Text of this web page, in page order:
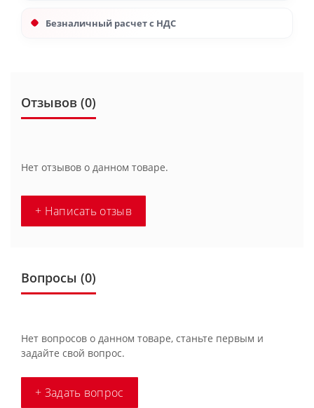
Безналичный расчет с НДС
Отзывов (0)
Нет отзывов о данном товаре.
+ Написать отзыв
Вопросы (0)
Нет вопросов о данном товаре, станьте первым и
задайте свой вопрос.
+ Задать вопрос